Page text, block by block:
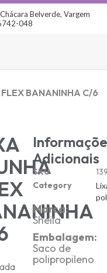
Belverde, Vargem
048
BANANINHA C/6
Adicionais
SKU
Category
Marca:
Sheila
Embalagem:
Saco de
polipropileno